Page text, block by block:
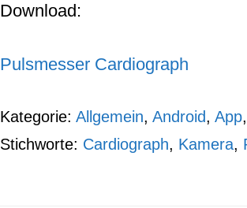
Download:
Pulsmesser Cardiograph
Kategorie: Allgemein, Android, App,
Stichworte: Cardiograph, Kamera,